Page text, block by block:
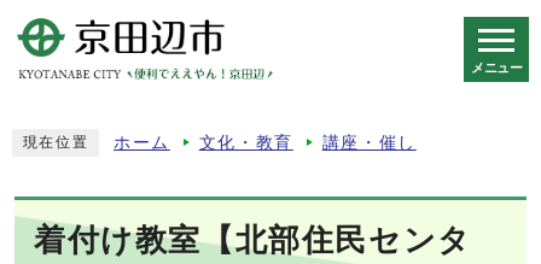
メニュー
現在位置 ホーム 文化・教育 講座・催し
着付け教室【北部住民センタ